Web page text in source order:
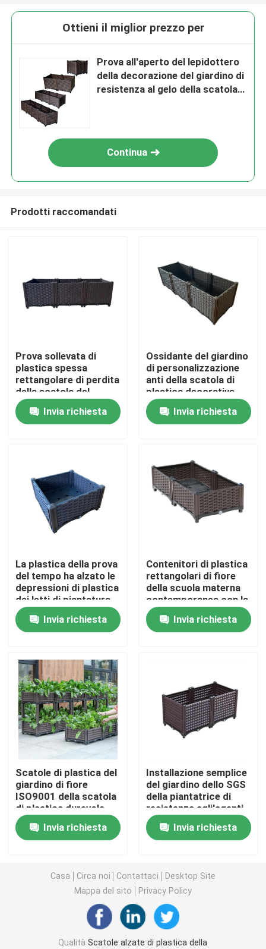
Prodotti
Chi siamo
Controllo di qualità
Contattaci
notizie
Tutti i casi
Scatola di plastica della piantatrice del giardino
Piantatrice di plastica sulle ruote
Piantatrici alzate di plastica sulle gambe
Scatola di plastica elevata della piantatrice
Accessori della scatola della piantatrice
Vassoio del germoglio del seme
Piantina Tray Stand
Ottieni il miglior prezzo per
Prova all'aperto del lepidottero
della decorazione del giardino di
resistenza al gelo della scatola
Continua
Prodotti raccomandati
Prova sollevata di
plastica spessa
rettangolare di perdita
della scatola del
giardino ISO9001
Invia richiesta
Ossidante del giardino
di personalizzazione
anti della scatola di
plastica decorativa
della piantatrice
Invia richiesta
La plastica della prova
del tempo ha alzato le
depressioni di plastica
dei letti di piantatura
per le verdure nessuna
perditaInvia richiesta
Contenitori di plastica
rettangolari di fiore
della scuola materna
contemporanea con la
lunghezza delle ruote
120cmInvia richiesta
Scatole di plastica del
giardino di fiore
ISO9001 della scatola
di plastica durevole
del letto per le verdure
Invia richiesta
Installazione semplice
del giardino dello SGS
della piantatrice di
resistenza agli'agenti
atmosferici di plastica
commerciale della
scatola
Invia richiesta
Casa Circa noi Contattaci
Desktop Site
Mappa del sito
Privacy Policy
QualitàScatole alzate di plastica della